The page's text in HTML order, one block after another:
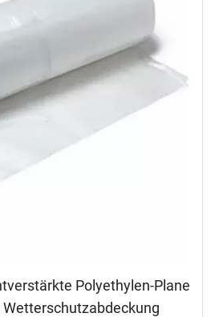
Polyethylen-Plane